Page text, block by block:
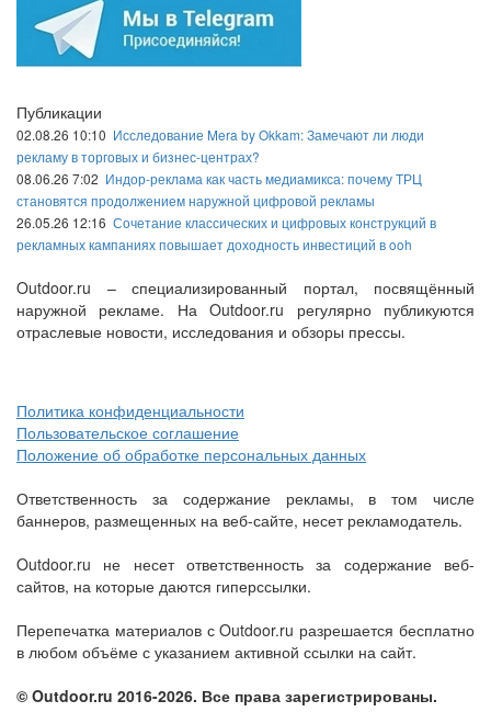
Публикации
02.08.26 10:10 Исследование Mera by Okkam: Замечают ли люди
рекламу в торговых и бизнес-центрах?
08.06.26 7:02 Индор-реклама как часть медиамикса: почему ТРЦ
становятся продолжением наружной цифровой рекламы
26.05.26 12:16 Сочетание классических и цифровых конструкций в
рекламных кампаниях повышает доходность инвестиций в ooh
Outdoor.ru – специализированный портал, посвящённый
наружной рекламе. На Outdoor.ru регулярно публикуются
отраслевые новости, исследования и обзоры прессы.
Политика конфиденциальности
Пользовательское соглашение
Положение об обработке персональных данных
Ответственность за содержание рекламы, в том числе
баннеров, размещенных на веб-сайте, несет рекламодатель.
Outdoor.ru не несет ответственность за содержание веб-
сайтов, на которые даются гиперссылки.
Перепечатка материалов с Outdoor.ru разрешается бесплатно
в любом объёме с указанием активной ссылки на сайт.
© Outdoor.ru 2016-2026. Все права зарегистрированы.